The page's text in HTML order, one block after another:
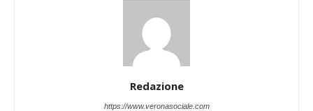
Redazione
https://www.veronasociale.com